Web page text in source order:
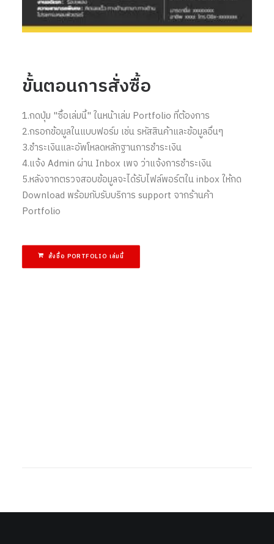
ขั้นตอนการสั่งซื้อ
1.กดปุ่ม "ซื้อเล่มนี้" ในหน้าเล่ม Portfolio ที่ต้องการ
2.กรอกข้อมูลในแบบฟอร์ม เช่น รหัสสินค้าและข้อมูลอื่นๆ
3.ชำระเงินและอัพโหลดหลักฐานการชำระเงิน
4.แจ้ง Admin ผ่าน Inbox เพจ ว่าแจ้งการชำระเงิน
5.หลังจากตรวจสอบข้อมูลจะได้รับไฟล์พอร์ตใน inbox ให้กด
Download พร้อมกับรับบริการ support จากร้านค้า
Portfolio
สั่งซื้อ PORTFOLIO เล่มนี้